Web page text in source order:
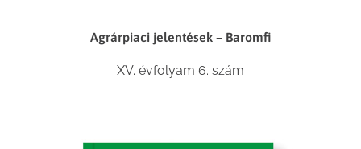
Agrárpiaci jelentések – Baromfi
XV. évfolyam 6. szám